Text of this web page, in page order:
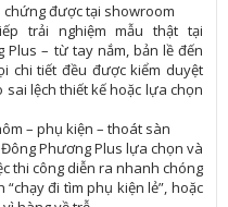
chứng được tại showroom
trải nghiệm mẫu thật tại
– từ tay nắm, bản lề đến
chi tiết đều được kiểm duyệt
lệch thiết kế hoặc lựa chọn
– phụ kiện – thoát sàn
Phương Plus lựa chọn và
thi công diễn ra nhanh chóng
đi tìm phụ kiện lẻ”, hoặc